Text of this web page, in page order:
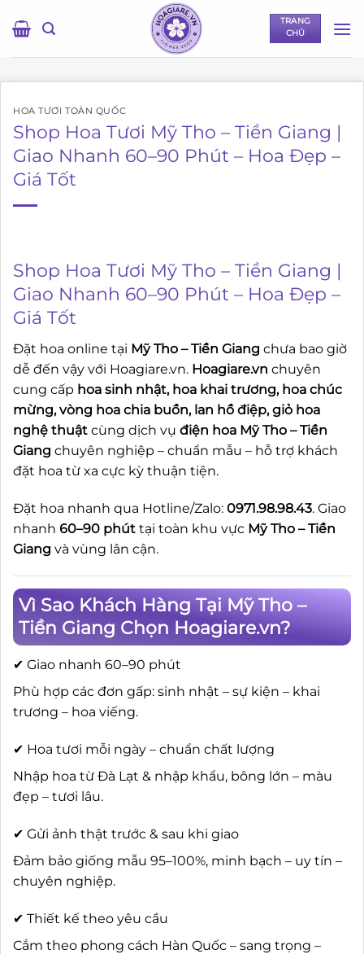
qua
TRANG
CHỦ
HOA TƯƠI TOÀN QUỐC
Shop Hoa Tươi Mỹ Tho – Tiền Giang |
Giao Nhanh 60–90 Phút – Hoa Đẹp –
Giá Tốt
Shop Hoa Tươi Mỹ Tho – Tiền Giang |
Giao Nhanh 60–90 Phút – Hoa Đẹp –
Giá Tốt
Đặt hoa online tại Mỹ Tho – Tiền Giang chưa bao giờ
dễ đến vậy với Hoagiare.vn. Hoagiare.vn chuyên
cung cấp hoa sinh nhật, hoa khai trương, hoa chúc
mừng, vòng hoa chia buồn, lan hồ điệp, giỏ hoa
nghệ thuật cùng dịch vụ điện hoa Mỹ Tho – Tiền
Giang chuyên nghiệp – chuẩn mẫu – hỗ trợ khách
đặt hoa từ xa cực kỳ thuận tiện.
Đặt hoa nhanh qua Hotline/Zalo: 0971.98.98.43. Giao
nhanh 60–90 phút tại toàn khu vực Mỹ Tho – Tiền
Giang và vùng lân cận.
Vì Sao Khách Hàng Tại Mỹ Tho –
Tiền Giang Chọn Hoagiare.vn?
✔ Giao nhanh 60–90 phút
Phù hợp các đơn gấp: sinh nhật – sự kiện – khai
trương – hoa viếng.
✔ Hoa tươi mỗi ngày – chuẩn chất lượng
Nhập hoa từ Đà Lạt & nhập khẩu, bông lớn – màu
đẹp – tươi lâu.
✔ Gửi ảnh thật trước & sau khi giao
Đảm bảo giống mẫu 95–100%, minh bạch – uy tín –
chuyên nghiệp.
✔ Thiết kế theo yêu cầu
Cắm theo phong cách Hàn Quốc – sang trọng –